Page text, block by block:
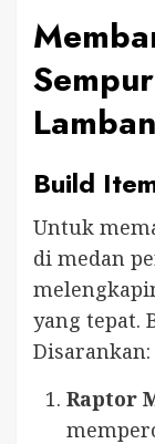
Build
Untuk
di medan
yang tepat.
Disarankan:
Raptor